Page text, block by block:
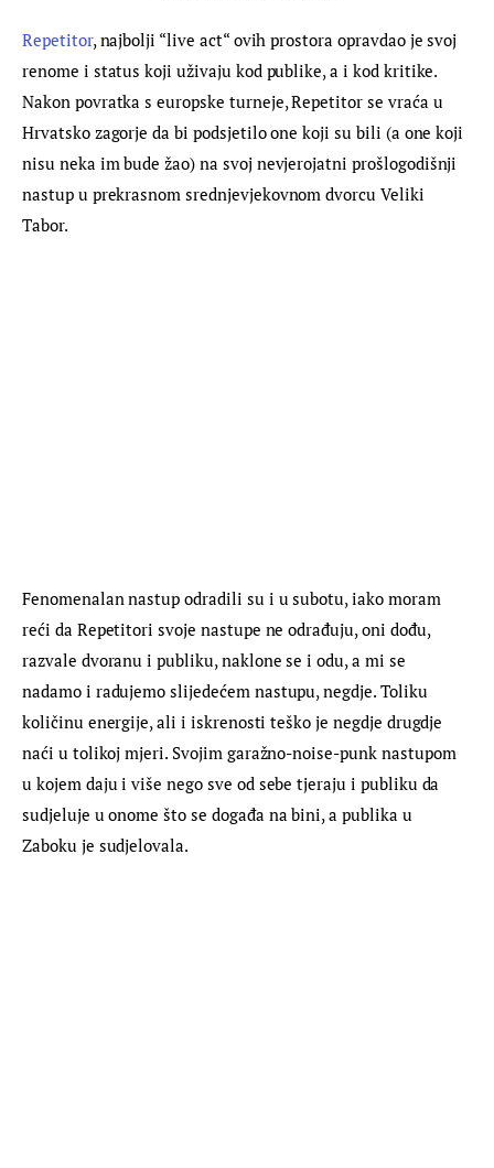
Repetitor, najbolji “live act“ ovih prostora opravdao je svoj
renome i status koji uživaju kod publike, a i kod kritike.
Nakon povratka s europske turneje, Repetitor se vraća u
Hrvatsko zagorje da bi podsjetilo one koji su bili (a one koji
nisu neka im bude žao) na svoj nevjerojatni prošlogodišnji
nastup u prekrasnom srednjevjekovnom dvorcu Veliki
Tabor.
Fenomenalan nastup odradili su i u subotu, iako moram
reći da Repetitori svoje nastupe ne odrađuju, oni dođu,
razvale dvoranu i publiku, naklone se i odu, a mi se
nadamo i radujemo slijedećem nastupu, negdje. Toliku
količinu energije, ali i iskrenosti teško je negdje drugdje
naći u tolikoj mjeri. Svojim garažno-noise-punk nastupom
u kojem daju i više nego sve od sebe tjeraju i publiku da
sudjeluje u onome što se događa na bini, a publika u
Zaboku je sudjelovala.